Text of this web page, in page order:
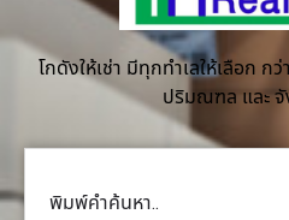
โกดังให้เช่า มีทุกทำเลให้เลือก ก
ปริมณฑล และ
พิมพ์คำค้นหา..